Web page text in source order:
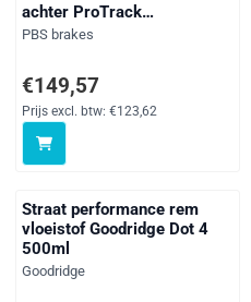
achter ProTrack
Performance rem blokken
Merk:
PBS brakes
Prijs: 149,57, exclusief btw:
€149,57
Prijs excl. btw: €123,62
Straat performance rem
vloeistof Goodridge Dot 4
500ml
Merk:
Goodridge